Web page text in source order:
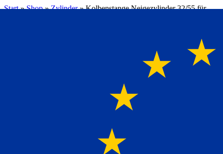
Start»Shop»Zylinder»Kolbenstange Neigezylinder 32/55 für